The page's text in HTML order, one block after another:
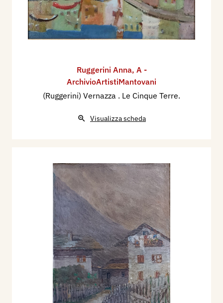
Ruggerini Anna, A -
ArchivioArtistiMantovani
(Ruggerini) Vernazza . Le Cinque Terre.
Visualizza scheda